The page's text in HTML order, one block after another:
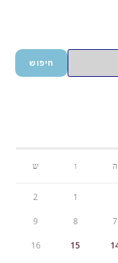
חיפוש
ה ו ש
1
2
7
8
9
15
16